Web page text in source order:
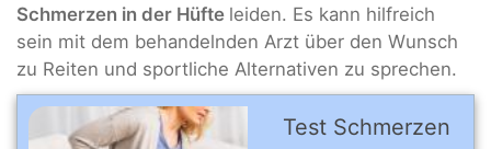
Schmerzen in der Hüfte leiden. Es kann hilfreich
sein mit dem behandelnden Arzt über den Wunsch
zu Reiten und sportliche Alternativen zu sprechen.
Test Schmerzen